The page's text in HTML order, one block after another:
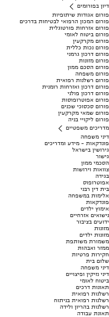
דיון בפורומים
פורום אגודות שיתופיות
פורום המכון הרפואי לבטיחות בדרכים
פורום אזרחות פורטוגלית
פורום ביטוח לאומי
פורום מקרקעין
פורום נכות כללית
פורום דרכון גרמני
פורום מזונות
פורום הסכם ממון
פורום משפחה
פורום רשלנות רפואית
פורום דרכון ואזרחות רומנית
פורום דרכון פולני
פורום אפוטרופוסות
פורום סכסוכי שכנים
פורום שמאי מקרקעין
פורום ליקויי בניה
מדריכים משפטיים
דיני משפחה
פונדקאות - מידע ומדריכים
גירושין בישראל
גישור
הסכמי ממון
צוואות וירושות
בגידה
אפוטרופוס
בית דין רבני
אלימות במשפחה
פונדקאות
אימוץ ילדים
נישואים אזרחיים
ידועים בציבור
מזונות
מזונות ילדים
משמורת משותפת
ממזר ואבהות
חקירות פרטיות
שלום בית
דיני משפחה
דיני נזיקין ופיצויים
ביטוח לאומי
תאונות דרכים
רשלנות רפואית
רשלנות רפואית בניתוח
רשלנות בהריון ולידה
תאונת עבודה